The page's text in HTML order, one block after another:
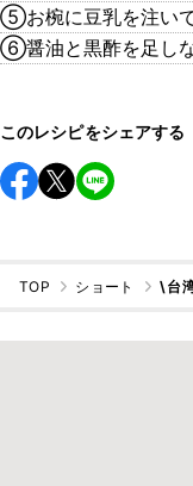
⑤お椀に豆乳を注い
⑥醤油と黒酢を足し
このレシピをシェアする
TOP ショート \台